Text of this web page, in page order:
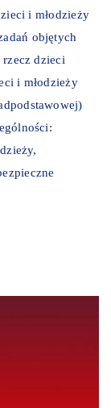
i młodzieży
objętych
rzecz dzieci
i młodzieży